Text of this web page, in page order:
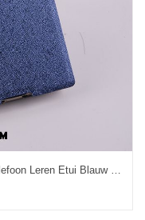
Sony Xperia E5 Hoesje Hoes Mobiele Telefoon Leren Etui Blauw Online